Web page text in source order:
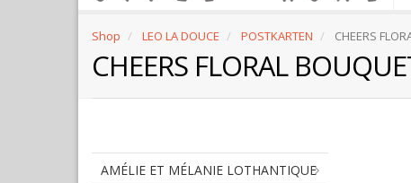
Shop LEO LA DOUCE POSTKARTEN CHEERS
CHEERS FLORAL
AMÉLIE ET MÉLANIE LOTHANTIQUE